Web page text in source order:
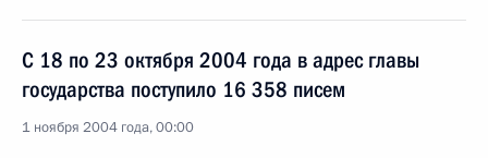
С 18 по 23 октября 2004 года в адрес главы
государства поступило 16 358 писем
1 ноября 2004 года, 00:00